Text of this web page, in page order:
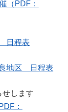
（PDF：
日程表
地区 日程表
せします
：